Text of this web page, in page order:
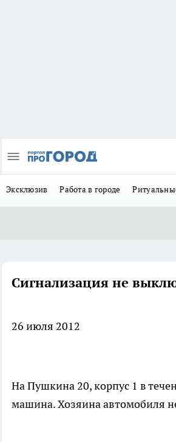
Эксклюзив Работа в городе
Сигнализация не
26 июля 2012
На Пушкина 20, корпус 1 в
машина. Хозяина автомобиля